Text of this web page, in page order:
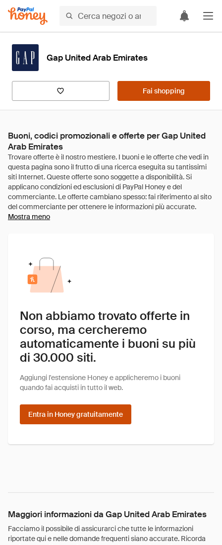
Gap United Arab Emirates
Fai shopping
Buoni, codici promozionali e offerte per Gap United
Arab Emirates
Mostra meno
Non abbiamo trovato offerte in
corso, ma cercheremo
automaticamente i buoni su più
di 30.000 siti.
Aggiungi l'estensione Honey e applicheremo i buoni
quando fai acquisti in tutto il web.
Entra in Honey gratuitamente
Maggiori informazioni da Gap United Arab Emirates
Facciamo il possibile di assicurarci che tutte le informazioni
riportate qui e nelle domande frequenti siano accurate. Ricorda